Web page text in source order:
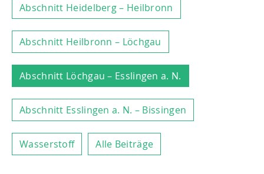
Abschnitt Heidelberg – Heilbronn
Abschnitt Heilbronn – Löchgau
Abschnitt Löchgau – Esslingen a. N.
Abschnitt Esslingen a. N. – Bissingen
Wasserstoff Alle Beiträge